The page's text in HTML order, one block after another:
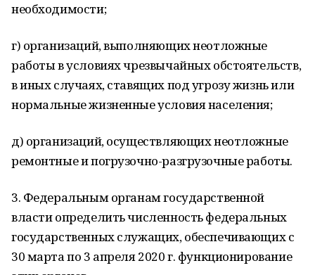
необходимости;
г) организаций, выполняющих неотложные
работы в условиях чрезвычайных обстоятельств,
в иных случаях, ставящих под угрозу жизнь или
нормальные жизненные условия населения;
д) организаций, осуществляющих неотложные
ремонтные и погрузочно-разгрузочные работы.
3. Федеральным органам государственной
власти определить численность федеральных
государственных служащих, обеспечивающих с
30 марта по 3 апреля 2020 г. функционирование